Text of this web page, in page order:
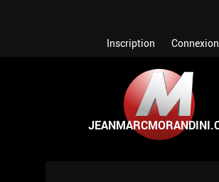
Inscription Connexion